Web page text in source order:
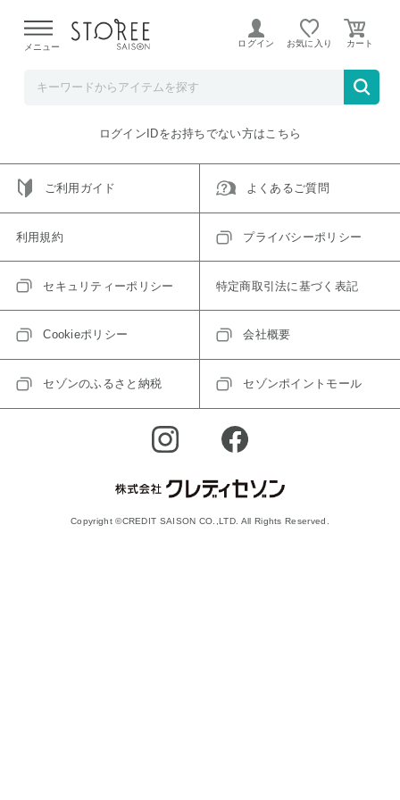
よる配送遅延が発生しております。
メニュー ログイン お気に入り
ご指定のアイテムは取り扱い終了、またはただいま取り扱い
トップへ戻る
ログインIDをお持ちでない方はこちら
ご利用ガイド よくあるご質問
利用規約 プライバシーポリシー
セキュリティーポリシー 特定商取引法に基づく表記
Cookieポリシー 会社概要
セゾンのふるさと納税 セゾンポイントモール
Copyright ©CREDIT SAISON CO.,LTD. All Rights Reserved.